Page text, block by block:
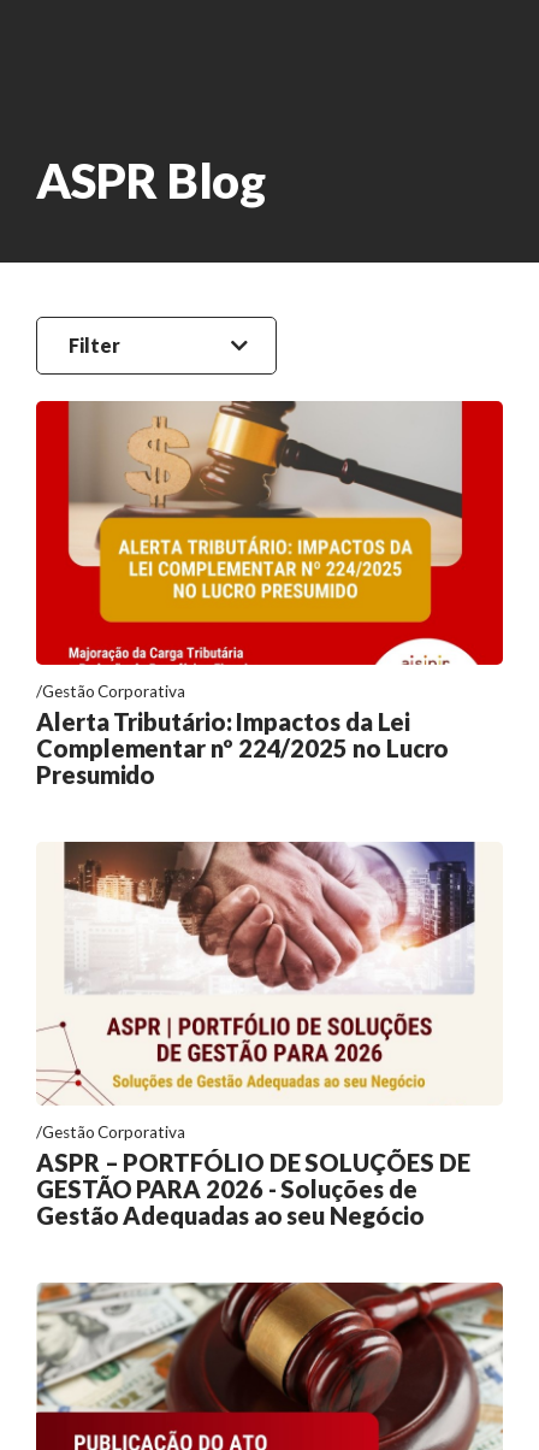
ASPR Blog
Filter
Gestão Corporativa
Alerta Tributário: Impactos da Lei
Complementar nº 224/2025 no Lucro
Presumido
Gestão Corporativa
ASPR – PORTFÓLIO DE SOLUÇÕES DE
GESTÃO PARA 2026 - Soluções de
Gestão Adequadas ao seu Negócio